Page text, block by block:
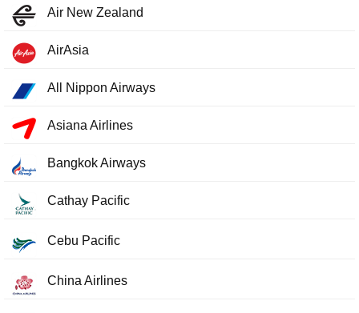
Air New Zealand
AirAsia
All Nippon Airways
Asiana Airlines
Bangkok Airways
Cathay Pacific
Cebu Pacific
China Airlines